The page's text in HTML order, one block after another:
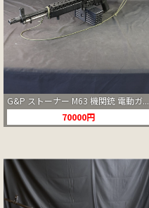
G&P ストーナー M63 機関銃 電動ガ...
70000円